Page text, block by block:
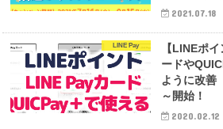
2021.07.18
LINE Pay
【LINEポ
ードや
ように改善
～開始！
2020.02.12